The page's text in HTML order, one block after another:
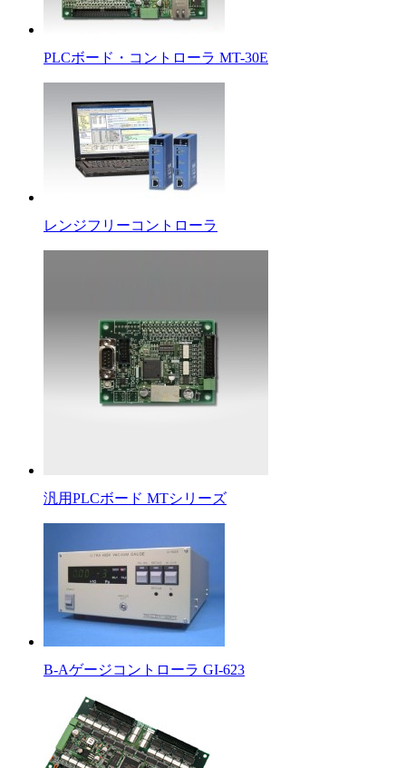
PLCボード・コントローラ MT-30E
レンジフリーコントローラ
汎用PLCボード MTシリーズ
B-Aゲージコントローラ GI-623